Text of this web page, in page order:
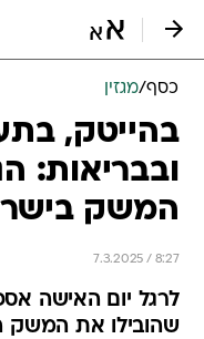
כסף/מגזין
בהייטק,
ובבריאות:
המשק
7.3.2025 / 8:27
לרגל יום האישה
שהובילו את המשק